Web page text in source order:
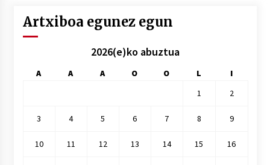
Artxiboa egunez egun
2026(e)ko abuztua
A A A O O L
I
1
2
3 4 5 6 7 8 9
10 11 12 13 14 15 16